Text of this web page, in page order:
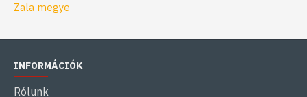
Zala megye
INFORMÁCIÓK
Rólunk